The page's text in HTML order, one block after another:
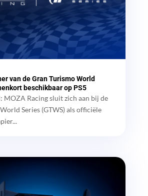
van de Gran Turismo World
beschikbaar op PS5
MOZA Racing sluit zich aan bij de
Series (GTWS) als officiële